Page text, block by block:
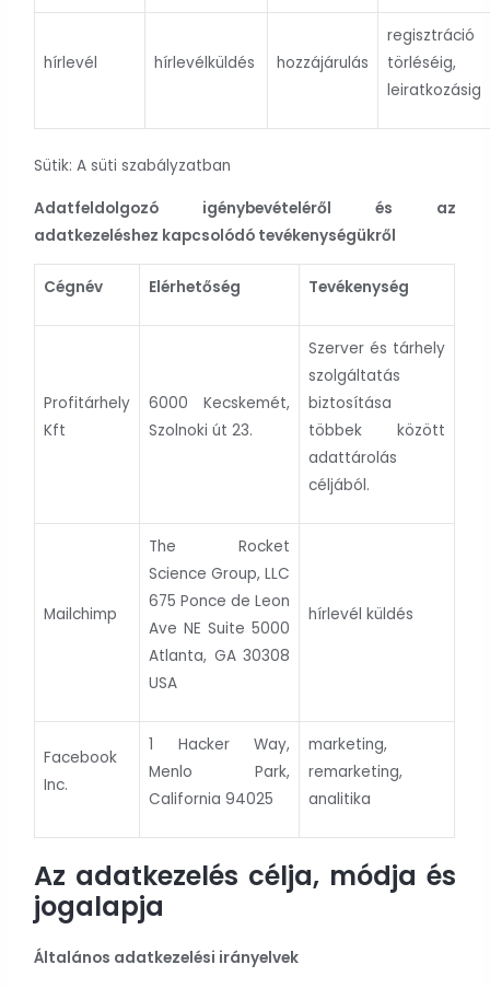
hírlevél hírlevélküldés hozzájárulás
regisztráció
törléséig,
leiratkozásig
Sütik: A süti szabályzatban
Adatfeldolgozó igénybevételéről és az
adatkezeléshez kapcsolódó tevékenységükről
Cégnév Elérhetőség Tevékenység
Profitárhely
Kft
6000 Kecskemét,
Szolnoki út 23.
Szerver és tárhely
szolgáltatás
biztosítása
többek között
adattárolás
céljából.
Mailchimp
The Rocket
Science Group, LLC
675 Ponce de Leon
Ave NE Suite 5000
Atlanta, GA 30308
USA
hírlevél küldés
Facebook
Inc.
1 Hacker Way,
Menlo Park,
California 94025
marketing,
remarketing,
analitika
Az adatkezelés célja, módja és
jogalapja
Általános adatkezelési irányelvek